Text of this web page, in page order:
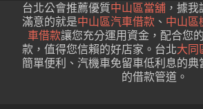
台北公會推薦優質中山區當舖 ，據
滿意的就是中山區汽車借款 、 中山區
車借款讓您充分運用資金，配合您
款，值得您信賴的好店家。台北大同
簡單便利、汽機車免留車低利息的典
的借款管道。